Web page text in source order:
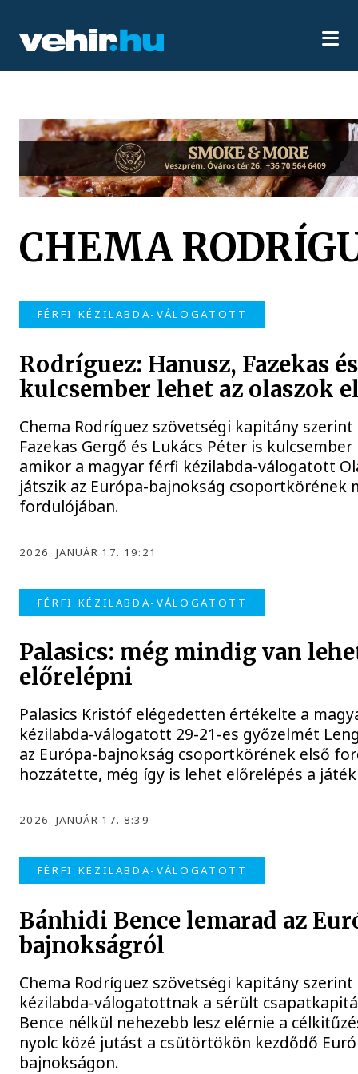
CHEMA
FÉRFI KÉZILABDA-VÁLOGATOTT
Rodríguez: Hanusz, Fazekas
kulcsember lehet az olaszok
Chema Rodríguez szövetségi kapitány szerint
Fazekas Gergő és Lukács Péter is
amikor a magyar férfi kézilabda-válogatott
játszik az Európa-bajnokság csoportkörének
fordulójában.
2026. JANUÁR 17. 19:21
FÉRFI KÉZILABDA-VÁLOGATOTT
Palasics: még mindig van
előrelépni
Palasics Kristóf elégedetten értékelte a
kézilabda-válogatott 29-21-es győzelmét
az Európa-bajnokság csoportkörének első
hozzátette, még így is lehet előrelépés a
2026. JANUÁR 17. 8:39
FÉRFI KÉZILABDA-VÁLOGATOTT
Bánhidi Bence lemarad az
bajnokságról
Chema Rodríguez szövetségi kapitány
kézilabda-válogatottnak a sérült
Bence nélkül nehezebb lesz elérnie a
nyolc közé jutást a csütörtökön kezdődő
bajnokságon.